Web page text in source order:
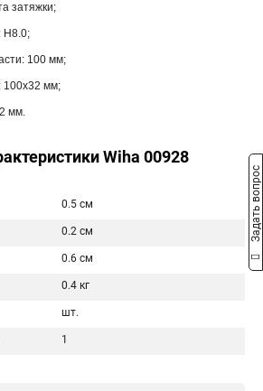
затяжки;
H8.0;
100 мм;
100x32 мм;
мм.
Wiha 00928
0.5 см
0.2 см
0.6 см
0.4 кг
шт.
1
Задать вопрос